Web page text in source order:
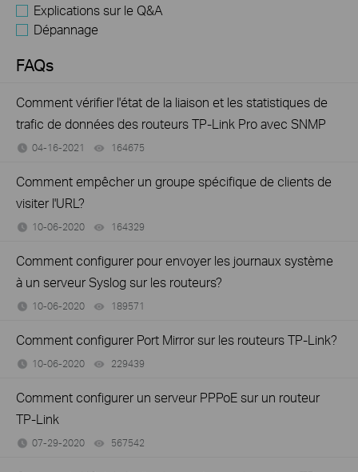
Explications sur le Q&A
Dépannage
FAQs
Comment vérifier l'état de la liaison et les statistiques de
trafic de données des routeurs TP-Link Pro avec SNMP
04-16-2021 164675
Comment empêcher un groupe spécifique de clients de
visiter l'URL?
10-06-2020 164329
Comment configurer pour envoyer les journaux système
à un serveur Syslog sur les routeurs?
10-06-2020 189571
Comment configurer Port Mirror sur les routeurs TP-Link?
10-06-2020 229439
Comment configurer un serveur PPPoE sur un routeur
TP-Link
07-29-2020 567542